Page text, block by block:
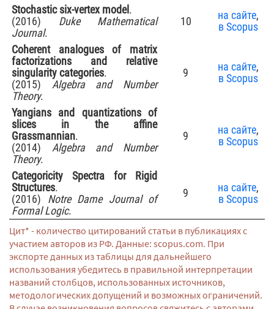
Цит* - количество цитирований статьи в публикациях с
участием авторов из РФ. Данные: scopus.com. При
экспорте данных из таблицы для дальнейшего
использования убедитесь в правильной интерпретации
названий столбцов, использованных источников,
методологических допущений и возможных ограничений.
Stochastic six-vertex model.
(2016) Duke Mathematical
Journal.
10 на сайте,
в Scopus
Coherent analogues of matrix
factorizations and relative
singularity categories.
(2015) Algebra and Number
Theory.
9 на сайте,
в Scopus
Yangians and quantizations of
slices in the affine
Grassmannian.
(2014) Algebra and Number
Theory.
9 на сайте,
в Scopus
Categoricity Spectra for Rigid
Structures.
(2016) Notre Dame Journal of
Formal Logic.
9 на сайте,
в Scopus